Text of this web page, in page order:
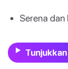
Serena dan